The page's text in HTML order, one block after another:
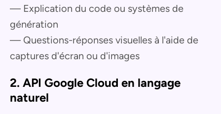
— Explication du code ou systèmes de
génération
— Questions-réponses visuelles à l'aide de
captures d'écran ou d'images
2. API Google Cloud en langage
naturel